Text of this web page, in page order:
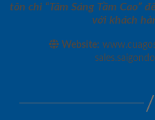
tôn chỉ “Tâm Sáng Tầm Cao”
với khách
Website: